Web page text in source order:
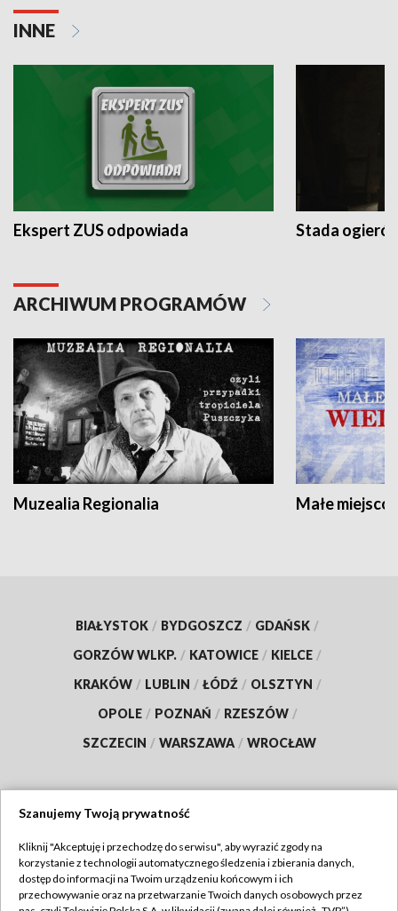
INNE
Ekspert ZUS odpowiada Stada
ARCHIWUM PROGRAMÓW
Muzealia Regionalia Małe
BIAŁYSTOK / BYDGOSZCZ / GDAŃSK /
GORZÓW WLKP. / KATOWICE / KIELCE /
KRAKÓW / LUBLIN / ŁÓDŹ / OLSZTYN /
OPOLE / POZNAŃ / RZESZÓW /
SZCZECIN / WARSZAWA / WROCŁAW
TVP
Abonament TVP
Regulamin TVP
Szanujemy Twoją prywatność
Kliknij "Akceptuję i przechodzę do serwisu", aby wyrazić zgody na
korzystanie z technologii automatycznego śledzenia i zbierania danych,
dostęp do informacji na Twoim urządzeniu końcowym i ich
przechowywanie oraz na przetwarzanie Twoich danych osobowych przez